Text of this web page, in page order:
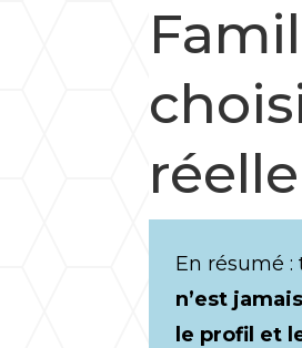
En résumé
n’est
le profil et